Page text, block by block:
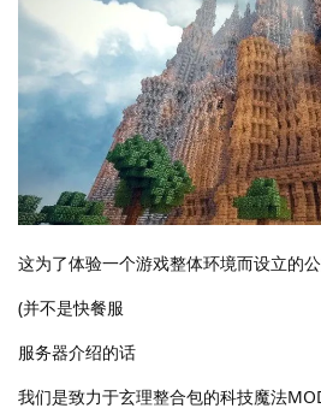
这为了体验一个游戏整体环境而设立的公
(并不是快餐服
服务器介绍的话
我们是致力于玄理整合包的科技魔法